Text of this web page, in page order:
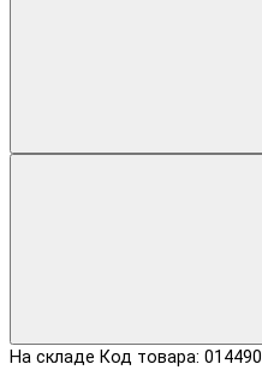
На складе Код товара: 014490